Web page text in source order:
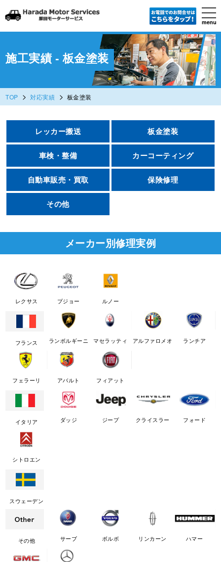
Skip
content
menu
施工実績 - 板金塗装
TOP > 対応実績 > 板金塗装
レッカー搬送 板金塗装
車検・整備 カーコーティング
自動車販売・買取 保険修理
その他
メーカー別修理実例
レクサス プジョー ルノー
フランス ランボルギーニ マセラッティ アルファロメオ ランチア
フェラーリ アバルト フィアット
イタリア ダッジ ジープ クライスラー フォード
シトロエン
スウェーデン
その他 サーブ ボルボ リンカーン ハマー